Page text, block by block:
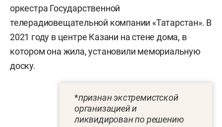
оркестра Государственной
телерадиовещательной компании «Татарстан». В
2021 году в центре Казани на стене дома, в
котором она жила, установили мемориальную
доску.
*признан экстремистской
организацией и
ликвидирован по решению